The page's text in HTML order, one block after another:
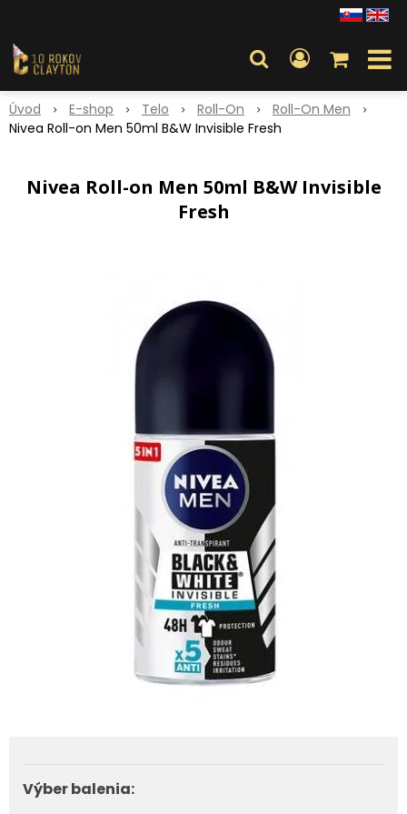
Úvod E-shop Telo Roll-On
Roll-On Men
Nivea Roll-on Men 50ml B&W Invisible Fresh
Nivea Roll-on Men 50ml B&W Invisible
Fresh
Výber balenia: